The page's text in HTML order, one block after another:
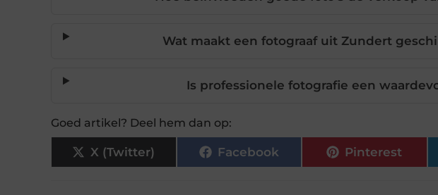
Wat maakt een fotograaf uit Zundert
Is professionele fotografie een
Goed artikel? Deel hem dan op:
X (Twitter) Facebook Pinterest